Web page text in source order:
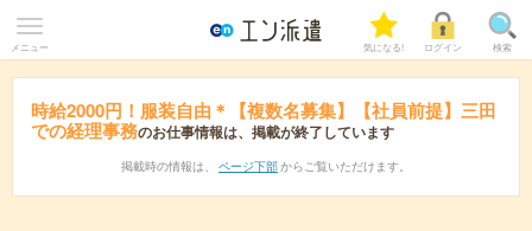
メニュー 気になる! ログイン 検索
時給2000円！服装自由＊【複数名募集】【社員前提】三田
での経理事務のお仕事情報は、掲載が終了しています
掲載時の情報は、 ページ下部 からご覧いただけます。